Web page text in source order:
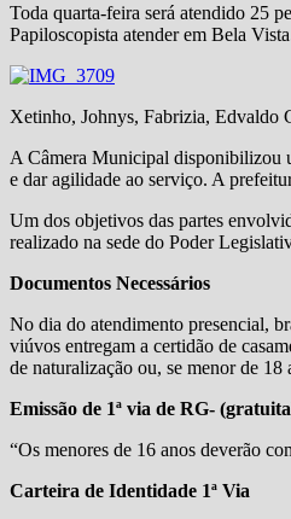
Toda quarta-feira será atendido 25
Papiloscopista atender em Bela
Xetinho, Johnys, Fabrizia, Edvaldo
A Câmera Municipal disponibilizou
e dar agilidade ao serviço. A
Um dos objetivos das partes
realizado na sede do Poder
Documentos Necessários
No dia do atendimento presencial,
viúvos entregam a certidão de
de naturalização ou, se menor de
Emissão de 1ª via de RG-
“Os menores de 16 anos deverão
Carteira de Identidade 1ª Via